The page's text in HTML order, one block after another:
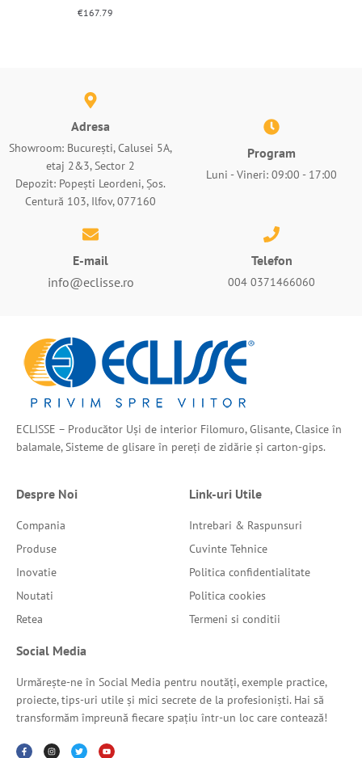
€167.79
Adresa
Showroom: București, Calusei 5A,
etaj 2&3, Sector 2
Depozit: Popești Leordeni, Șos.
Centură 103, Ilfov, 077160
Program
Luni - Vineri: 09:00 - 17:00
E-mail
info@eclisse.ro
Telefon
004 0371466060
ECLISSE – Producător Uși de interior Filomuro, Glisante, Clasice în
balamale, Sisteme de glisare în pereți de zidărie și carton-gips.
Despre Noi
Compania
Produse
Inovatie
Noutati
Retea
Link-uri Utile
Intrebari & Raspunsuri
Cuvinte Tehnice
Politica confidentialitate
Politica cookies
Termeni si conditii
Social Media
Urmărește-ne în Social Media pentru noutăți, exemple practice,
proiecte, tips-uri utile și mici secrete de la profesioniști. Hai să
transformăm împreună fiecare spațiu într-un loc care contează!